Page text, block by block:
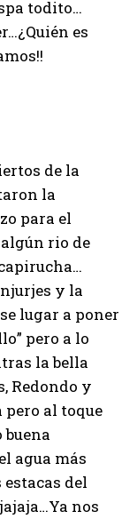
todito…
es
de la
la
para el
rio de
y la
lugar a poner
pero a lo
la bella
Redondo y
al toque
agua más
del
nos